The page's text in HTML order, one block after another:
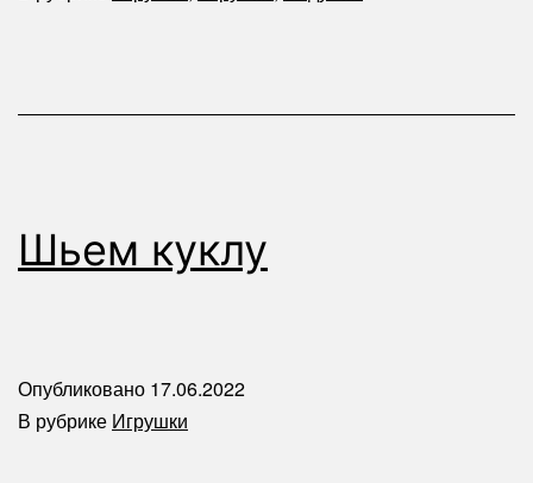
Шьем куклу
Опубликовано 17.06.2022
В рубрике Игрушки